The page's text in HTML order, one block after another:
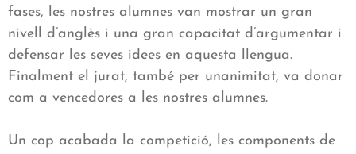
fases, les nostres alumnes van mostrar un gran
nivell d’anglès i una gran capacitat d’argumentar i
defensar les seves idees en aquesta llengua.
Finalment el jurat, també per unanimitat, va donar
com a vencedores a les nostres alumnes.
Un cop acabada la competició, les components de